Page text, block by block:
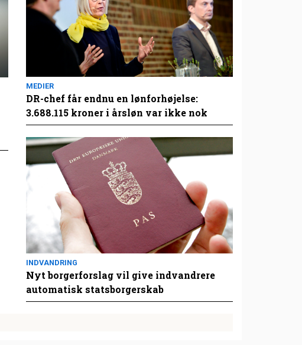
MEDIER
DR-chef får endnu en lønforhøjelse:
3.688.115 kroner i årsløn var ikke nok
INDVANDRING
Nyt borgerforslag vil give indvandrere
automatisk statsborgerskab